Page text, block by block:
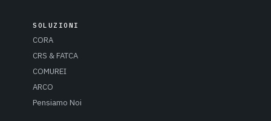
SOLUZIONI
CORA
CRS & FATCA
COMUREI
ARCO
Pensiamo Noi